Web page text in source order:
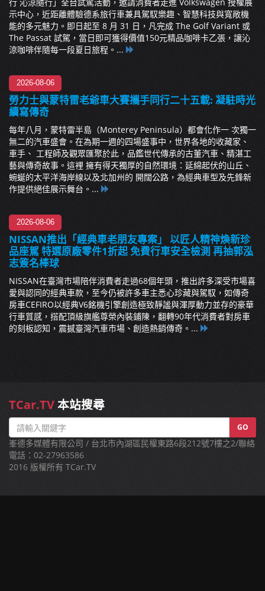
行 沁涼隨行」全台試駕活動，邀請消費者走進 Volkswagen 授權展
示中心，近距離體驗德系旅行車兼具駕馭樂趣、智慧科技與寬敞機
能的多元魅力。即日起至 8 月 31 日，凡完成 The Golf Variant 或
The Passat 試駕，當日即可獲得價值150元精品咖啡卡乙張，讓沁
涼咖啡伴隨每一段夏日旅程。...
2026-08-06
勞力士與蒙特雷老爺車大賽攜手同行二十五載: 凝駐時光
續寫傳奇
每年八月，蒙特雷半島（Monterey Peninsula）都會化作一 次獨一
無二的汽車盛會。在為期一週的四場盛事中，世界各地的收藏家、
車手、 工程師及觀眾匯聚於此，品鑑世代傳承的古董汽車、精湛工
藝與傳奇故事。這裡 擁有得天獨厚的自然環境：延綿起伏的山丘、
蜿蜒的太平洋海岸線以及北加州的 開闊公路，為經典車型及先鋒新
作提供絕佳展示舞台。...
2026-08-06
NISSAN推出「經典車老朋友專案」 以匠人精神煥新珍
品座駕 特選原廠零件1折起 免費行車安全檢測 再抽郭泓
志簽名棒球
NISSAN在臺灣市場陪伴消費者走過68個年頭，推出許多深受市場喜
愛與認同的經典車款，至今仍被許多車主悉心珍藏與駕馭，如傳奇
房車CEFIRO以經典V6銘機引擎創造極致靜謐與渾厚動力並存的豪華
行車質感，搭配頂級旗艦尊榮內裝鋪陳，翻轉90年代消費者對房車
的刻板認知，震撼臺灣汽車市場、創造熱銷傳奇。...
TCar.TV本站搜尋
GO
峯德多媒體有限公司 / 台北市內湖區民權東路6段212號7樓之2/聯絡
電話：02-27963586
2016 版權所有 TCar.TV